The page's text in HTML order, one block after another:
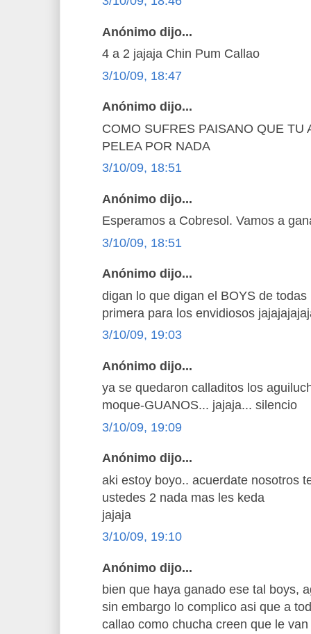
Anónimo dijo...
4 a 2 jajaja Chin Pum Callao
3/10/09, 18:47
Anónimo dijo...
COMO SUFRES PAISANO QUE TU
PELEA POR NADA
3/10/09, 18:51
Anónimo dijo...
Esperamos a Cobresol. Vamos a
3/10/09, 18:51
Anónimo dijo...
digan lo que digan el BOYS de
primera para los envidiosos
3/10/09, 19:03
Anónimo dijo...
ya se quedaron calladitos los
moque-GUANOS... jajaja... silencio
3/10/09, 19:09
Anónimo dijo...
aki estoy boyo.. acuerdate nosotros
ustedes 2 nada mas les keda
jajaja
3/10/09, 19:10
Anónimo dijo...
bien que haya ganado ese tal boys,
sin embargo lo complico asi que a
callao como chucha creen que le